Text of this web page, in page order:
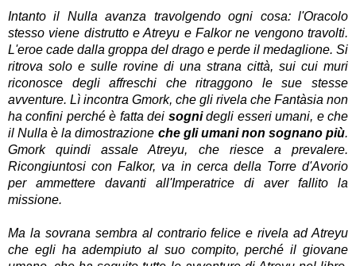
Intanto il Nulla avanza travolgendo ogni cosa: l'Oracolo
stesso viene distrutto e Atreyu e Falkor ne vengono travolti.
L'eroe cade dalla groppa del drago e perde il medaglione. Si
ritrova solo e sulle rovine di una strana città, sui cui muri
riconosce degli affreschi che ritraggono le sue stesse
avventure. Lì incontra Gmork, che gli rivela che Fantàsia non
ha confini perché è fatta dei sognidegli esseri umani, e che
il Nulla è la dimostrazione che gli umani non sognano più.
Gmork quindi assale Atreyu, che riesce a prevalere.
Ricongiuntosi con Falkor, va in cerca della Torre d'Avorio
per ammettere davanti all'Imperatrice di aver fallito la
missione.
Ma la sovrana sembra al contrario felice e rivela ad Atreyu
che egli ha adempiuto al suo compito, perché il giovane